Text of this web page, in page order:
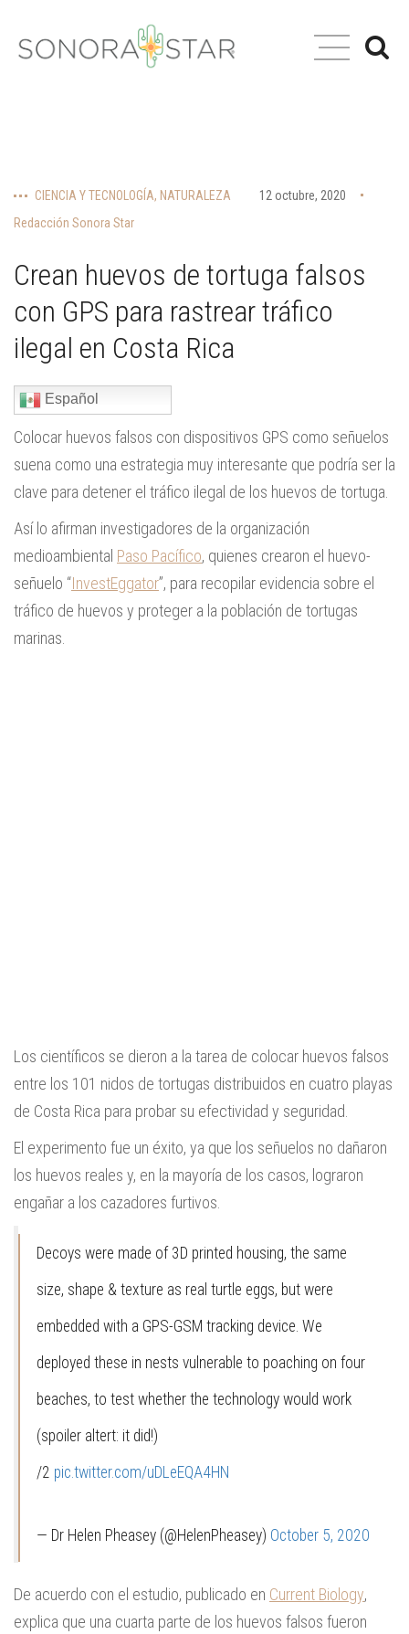
CIENCIA Y TECNOLOGÍA, NATURALEZA
12 octubre, 2020
Redacción Sonora Star
Crean huevos de tortuga falsos
con GPS para rastrear tráfico
ilegal en Costa Rica
Español
Colocar huevos falsos con dispositivos GPS como señuelos
suena como una estrategia muy interesante que podría ser la
clave para detener el tráfico ilegal de los huevos de tortuga.
Así lo afirman investigadores de la organización
medioambiental Paso Pacífico, quienes crearon el huevo-
señuelo “InvestEggator”, para recopilar evidencia sobre el
tráfico de huevos y proteger a la población de tortugas
marinas.
Los científicos se dieron a la tarea de colocar huevos falsos
entre los 101 nidos de tortugas distribuidos en cuatro playas
de Costa Rica para probar su efectividad y seguridad.
El experimento fue un éxito, ya que los señuelos no dañaron
los huevos reales y, en la mayoría de los casos, lograron
engañar a los cazadores furtivos.
Decoys were made of 3D printed housing, the same
size, shape & texture as real turtle eggs, but were
embedded with a GPS-GSM tracking device. We
deployed these in nests vulnerable to poaching on four
beaches, to test whether the technology would work
(spoiler altert: it did!)
/2 pic.twitter.com/uDLeEQA4HN
— Dr Helen Pheasey (@HelenPheasey) October 5, 2020
De acuerdo con el estudio, publicado en Current Biology,
explica que una cuarta parte de los huevos falsos fueron